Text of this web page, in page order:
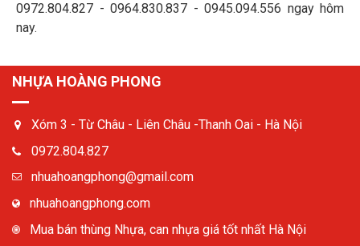
0972.804.827 - 0964.830.837 - 0945.094.556 ngay hôm
nay.
NHỰA HOÀNG PHONG
Xóm 3 - Từ Châu - Liên Châu -Thanh Oai - Hà Nội
0972.804.827
nhuahoangphong@gmail.com
nhuahoangphong.com
Mua bán thùng Nhựa, can nhựa giá tốt nhất Hà Nội